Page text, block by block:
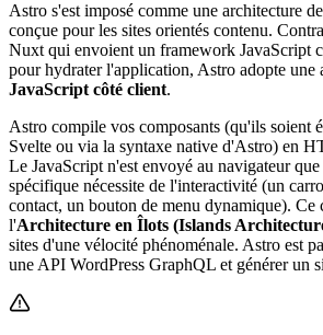
Astro s'est imposé comme une architecture
conçue pour les sites orientés contenu.
Nuxt qui envoient un framework JavaScript
pour hydrater l'application, Astro adopte une
JavaScript côté client.
Astro compile vos composants (qu'ils soient
Svelte ou via la syntaxe native d'Astro) en
Le JavaScript n'est envoyé au navigateur
spécifique nécessite de l'interactivité (un
contact, un bouton de menu dynamique). Ce
l'Architecture en Îlots (Islands
sites d'une vélocité phénoménale. Astro est
une API WordPress GraphQL et générer un